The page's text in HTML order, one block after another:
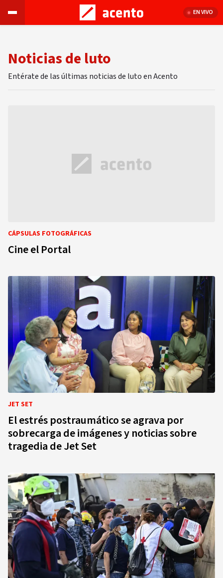
EN VIVO
Noticias de luto
Entérate de las últimas noticias de luto en Acento
CÁPSULAS FOTOGRÁFICAS
Cine el Portal
JET SET
El estrés postraumático se agrava por
sobrecarga de imágenes y noticias sobre
tragedia de Jet Set